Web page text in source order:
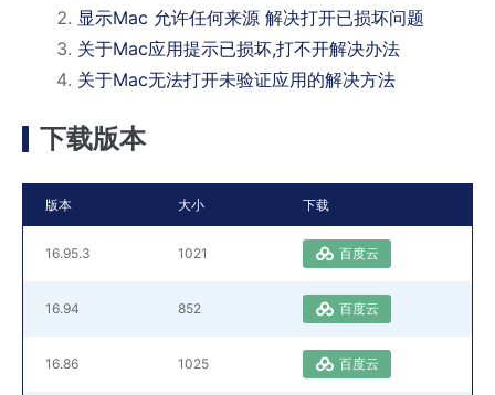
显示Mac 允许任何来源 解决打开已损坏问题
关于Mac应用提示已损坏,打不开解决办法
关于Mac无法打开未验证应用的解决方法
下载版本
版本 大小 下载
16.95.3 1021 百度云
16.94 852 百度云
16.86 1025 百度云